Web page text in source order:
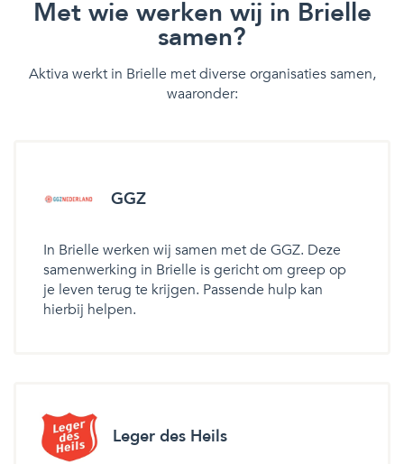
Met wie werken wij in Brielle
samen?
Aktiva werkt in Brielle met diverse organisaties samen,
waaronder:
GGZ
In Brielle werken wij samen met de GGZ. Deze
samenwerking in Brielle is gericht om greep op
je leven terug te krijgen. Passende hulp kan
hierbij helpen.
Leger des Heils